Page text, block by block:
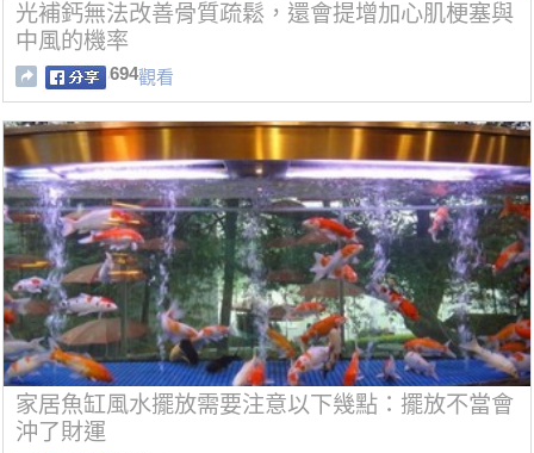
光補鈣無法改善骨質疏鬆，還會提增加心肌梗塞與
中風的機率
694觀看
家居魚缸風水擺放需要注意以下幾點：擺放不當會
沖了財運